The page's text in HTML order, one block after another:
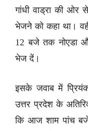
गांधी वाड्रा की ओर
भेजने को कहा था।
12 बजे तक नोएडा
भेज दें।
इसके जवाब में
उत्तर प्रदेश के
कि आज शाम पांच बजे